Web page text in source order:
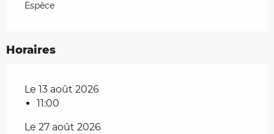
Espèce
Horaires
Le 13 août 2026
11:00
Le 27 août 2026